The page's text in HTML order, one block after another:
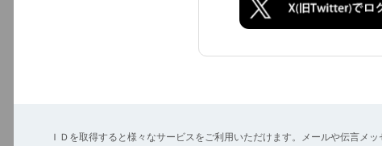
ＩＤを取得すると様々なサービスをご利用いただけます。メールや伝言メ